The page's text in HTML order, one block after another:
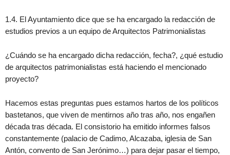
1.4. El Ayuntamiento dice que se ha encargado la redacción de
estudios previos a un equipo de Arquitectos Patrimonialistas
¿Cuándo se ha encargado dicha redacción, fecha?, ¿qué estudio
de arquitectos patrimonialistas está haciendo el mencionado
proyecto?
Hacemos estas preguntas pues estamos hartos de los políticos
bastetanos, que viven de mentirnos año tras año, nos engañen
década tras década. El consistorio ha emitido informes falsos
constantemente (palacio de Cadimo, Alcazaba, iglesia de San
Antón, convento de San Jerónimo…) para dejar pasar el tiempo,